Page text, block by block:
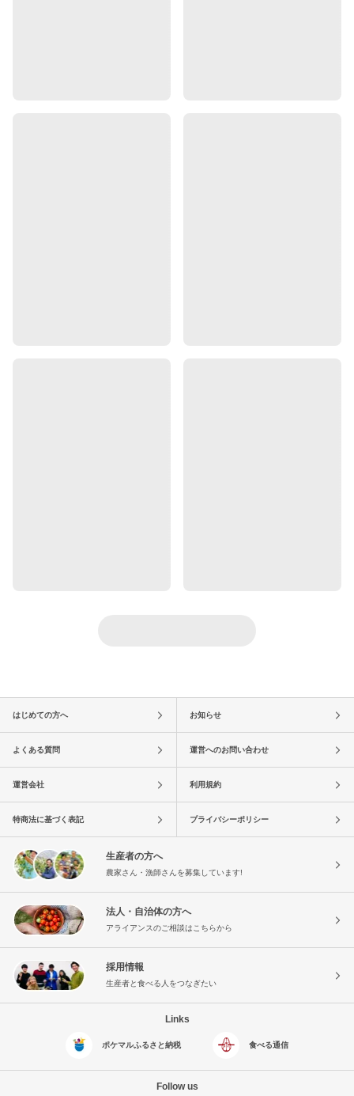
はじめての方へ お知らせ
よくある質問 運営へのお問い合わせ
運営会社 利用規約
特商法に基づく表記 プライバシーポリシー
生産者の方へ
農家さん・漁師さんを募集しています!
法人・自治体の方へ
アライアンスのご相談はこちらから
採用情報
生産者と食べる人をつなぎたい
Links
ポケマルふるさと納税 食べる通信
Follow us